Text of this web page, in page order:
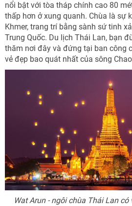
nổi bật với tòa tháp chính cao 80
thấp hơn ở xung quanh. Chùa là sự
Khmer, trang trí bằng sành sứ tinh
Trung Quốc. Du lịch Thái Lan, bạn
thăm nơi đây và đứng tại ban công
vẻ đẹp bao quát nhất của sông
Wat Arun - ngôi chùa Thái Lan